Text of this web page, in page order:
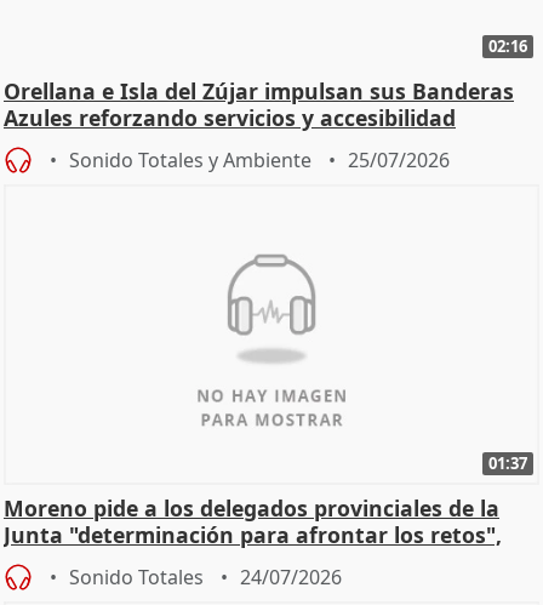
02:16
Orellana e Isla del Zújar impulsan sus Banderas
Azules reforzando servicios y accesibilidad
Sonido Totales y Ambiente 25/07/2026
01:37
Moreno pide a los delegados provinciales de la
Junta "determinación para afrontar los retos",
diálog
Sonido Totales 24/07/2026